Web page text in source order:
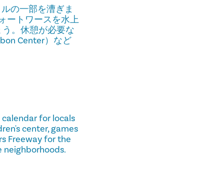
の一部を漕ぎま
ートワースを水上
。休憩が必要な
Center）など
for locals
center, games
Freeway for the
neighborhoods.